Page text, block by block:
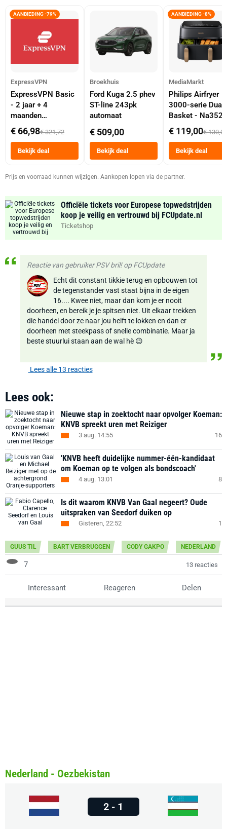
AANBIEDING -79%
ExpressVPN
ExpressVPN Basic
- 2 jaar + 4
maanden
abonnement
€ 66,98€ 321,72
Bekijk deal
Broekhuis
Ford Kuga 2.5 phev
ST-line 243pk
automaat
€ 509,00
Bekijk deal
AANBIEDING -8%
MediaMarkt
Philips Airfryer
3000-serie Dual
Basket -
Dubbele Mand 9
Tot 6 Personen
Heteluchtfriteuse
Zwart
€ 119,00€ 130,00
Bekijk deal
Prijs en voorraad kunnen wijzigen. Aankopen lopen via de partner.
Officiële tickets voor Europese topwedstrijden
koop je veilig en vertrouwd bij FCUpdate.nl
Ticketshop
Reactie van gebruiker PSV bril! op FCUpdate
Echt dit constant tikkie terug en opbouwen tot
de tegenstander vast staat bijna in de eigen
16.... Kwee niet, maar dan kom je er nooit
doorheen, en bereik je je spitsen niet. Uit elkaar trekken
die handel door ze naar jou helft te lokken en dan er
doorheen met steekpass of snelle combinatie. Maar ja
beste stuurlui staan aan de wal hè 😉
Lees alle 13 reacties
Lees ook:
Nieuwe stap in zoektocht naar opvolger Koeman:
KNVB spreekt uren met Reiziger
3 aug. 14:55 16
'KNVB heeft duidelijke nummer-één-kandidaat
om Koeman op te volgen als bondscoach'
4 aug. 13:01 8
Is dit waarom KNVB Van Gaal negeert? Oude
uitspraken van Seedorf duiken op
Gisteren, 22:52 1
GUUS TIL BART VERBRUGGEN CODY GAKPO NEDERLAND
7 13 reacties
Interessant Reageren Delen
Nederland - Oezbekistan
2 - 1